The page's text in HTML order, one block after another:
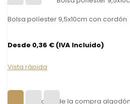
Bolsa políester 9,5x10cm con cordón
Desde 0,36 € (IVA Incluido)
Vista rápida